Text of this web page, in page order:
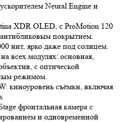
Neural Engine и
XDR OLED, с ProMotion 120
покрытием.
нит, ярко даже под солнцем.
всех модулях: основная,
c оптической
режимом.
киноуровень съёмки, включая
фронтальная камера с
и одновременной